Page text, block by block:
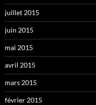
juillet 2015
juin 2015
mai 2015
avril 2015
mars 2015
février 2015